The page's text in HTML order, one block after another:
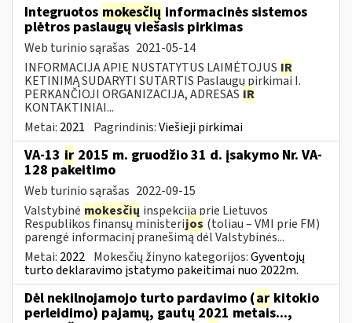
Integruotos mokesčių informacinės sistemos
plėtros paslaugų viešasis pirkimas
Web turinio sąrašas 2021-05-14
INFORMACIJA APIE NUSTATYTUS LAIMĖTOJUS IR
KETINIMĄ SUDARYTI SUTARTIS Paslaugų pirkimai I.
PERKANČIOJI ORGANIZACIJA, ADRESAS IR
KONTAKTINIAI...
Metai: 2021 Pagrindinis:Viešieji pirkimai
VA-13 ir 2015 m. gruodžio 31 d. įsakymo Nr. VA-
128 pakeitimo
Web turinio sąrašas 2022-09-15
Valstybinė mokesčių inspekcija prie Lietuvos
Respublikos finansų ministerijos (toliau – VMI prie FM)
parengė informacinį pranešimą dėl Valstybinės...
Metai: 2022 Mokesčių žinyno kategorijos:Gyventojų
turto deklaravimo įstatymo pakeitimai nuo 2022m.
Dėl nekilnojamojo turto pardavimo (ar kitokio
perleidimo) pajamų, gautų 2021 metais...,